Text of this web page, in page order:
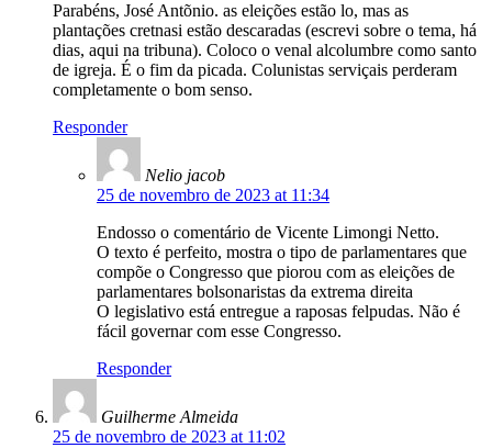
Parabéns, José Antõnio. as eleições estão lo, mas as
plantações cretnasi estão descaradas (escrevi sobre o tema, há
dias, aqui na tribuna). Coloco o venal alcolumbre como santo
de igreja. É o fim da picada. Colunistas serviçais perderam
completamente o bom senso.
Responder
Nelio jacob
25 de novembro de 2023 at 11:34
Endosso o comentário de Vicente Limongi Netto.
O texto é perfeito, mostra o tipo de parlamentares que
compõe o Congresso que piorou com as eleições de
parlamentares bolsonaristas da extrema direita
O legislativo está entregue a raposas felpudas. Não é
fácil governar com esse Congresso.
Responder
Guilherme Almeida
25 de novembro de 2023 at 11:02